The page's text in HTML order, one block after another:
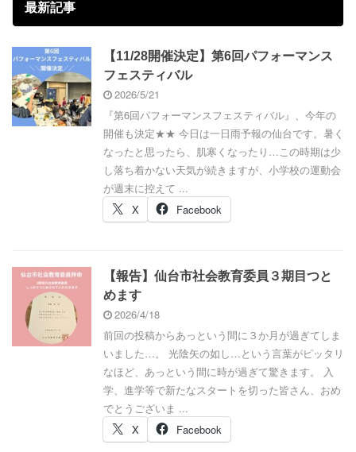
最新記事
【11/28開催決定】第6回パフォーマンス
フェスティバル
2026/5/21
『第6回パフォーマンスフェスティバル』、今年の
開催も決定★★ 今日は一日雨予報の仙台です。暑く
なったと思ったら、肌寒くなったり…この時期は少
し落ち着かない天気が続きますが、小学校の運動会
が週末に控えて ...
X
Facebook
【報告】仙台市社会教育委員３期目つと
めます
2026/4/18
前回の投稿からあっという間に３か月が過ぎてしま
いました…。 光陰矢の如し…という言葉がピッタリ
なほど、あっという間に時が過ぎて驚きます。 入
学、進学等で新たなスタートを切った皆さん、おめ
でとうございま ...
X
Facebook